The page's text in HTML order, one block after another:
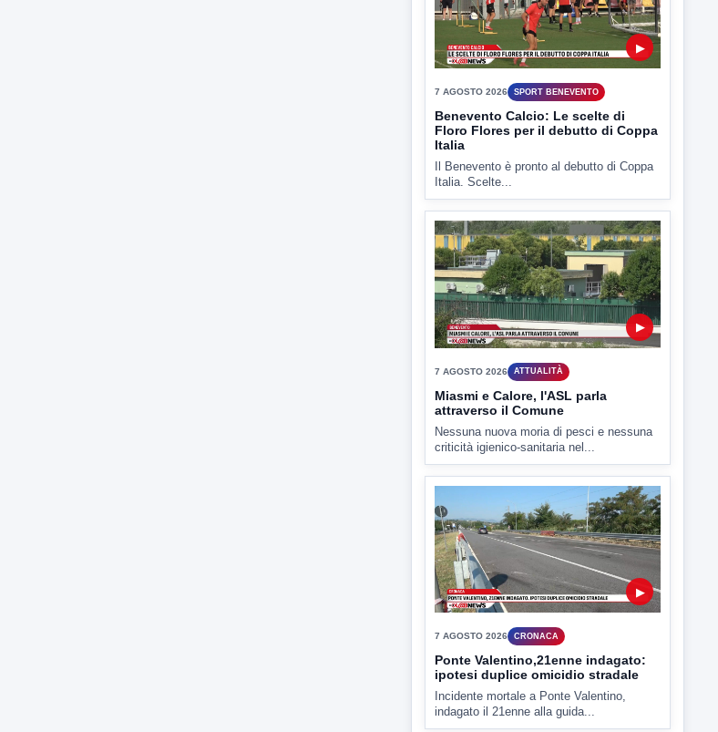
ULTIMI VIDEO
TUTTI I VIDEO
7 AGOSTO 2026 SPORT BENEVENTO
Benevento Calcio: Le scelte di
Floro Flores per il debutto di Coppa
Italia
Il Benevento è pronto al debutto di Coppa
Italia. Scelte...
▶
7 AGOSTO 2026 ATTUALITÀ
Miasmi e Calore, l'ASL parla
attraverso il Comune
Nessuna nuova moria di pesci e nessuna
criticità igienico-sanitaria nel...
▶